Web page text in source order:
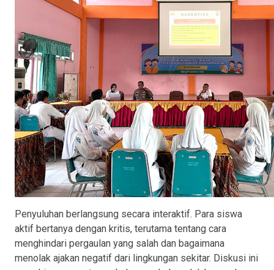
Penyuluhan berlangsung secara interaktif. Para siswa
aktif bertanya dengan kritis, terutama tentang cara
menghindari pergaulan yang salah dan bagaimana
menolak ajakan negatif dari lingkungan sekitar. Diskusi ini